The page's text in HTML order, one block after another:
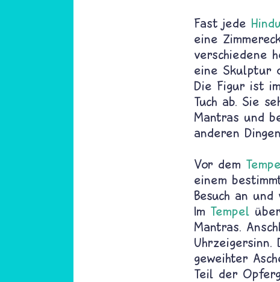
Fast jede
eine
verschiedene
eine Skulptur
Die Figur ist
Tuch ab. Sie
Mantras und
anderen
Vor dem
einem
Besuch an
Im Tempel
Mantras.
Uhrzeigersinn.
geweihter
Teil der